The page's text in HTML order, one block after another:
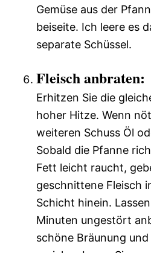
Gemüse aus der
beiseite. Ich leere es
separate Schüssel.
Fleisch anbraten:
Erhitzen Sie die
hoher Hitze. Wenn
weiteren Schuss Öl
Sobald die Pfanne
Fett leicht raucht,
geschnittene Fleisch
Schicht hinein.
Minuten ungestört
schöne Bräunung